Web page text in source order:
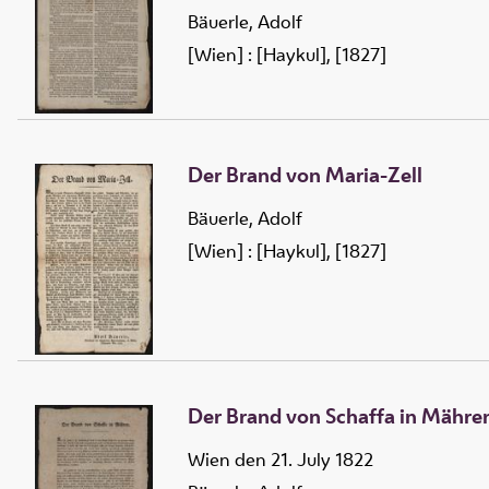
Bäuerle, Adolf
[Wien] : [Haykul], [1827]
Der Brand von Maria-Zell
Bäuerle, Adolf
[Wien] : [Haykul], [1827]
Der Brand von Schaffa in
Wien den 21. July 1822